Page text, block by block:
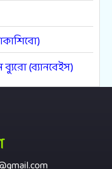
(ব্যানবেইস)